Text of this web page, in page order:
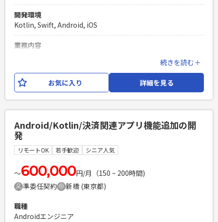
開発環境
Kotlin, Swift, Android, iOS
業務内容
します。 今回の募集は、iOSエンジニアとなります。 担当の工
程は、基本設計～保守運用までとなり、システム保守の一環
のため、 長期での契約が見込まれます。
年以上
Laravelを用いた開発経験1年以上
続きを読む＋
お気に入り 詳細を見る
Android/Kotlin/決済関連アプリ機能追加の開
発
リモートOK 若手歓迎 シニア人気
〜600,000円/月（150 ~ 200時間)
準委任契約
新橋 (東京都)
職種
Androidエンジニア